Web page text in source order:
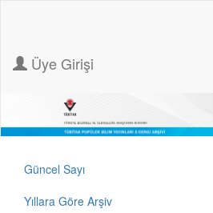
Üye Girişi
Güncel Sayı
Yıllara Göre Arşiv